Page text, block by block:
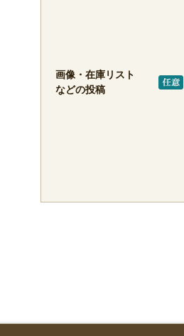
画像・在庫リスト
などの投稿